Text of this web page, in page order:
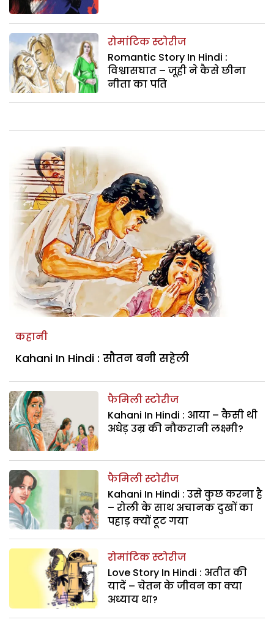
रोमांटिक स्टोरीज
Romantic Story In Hindi :
विश्वासघात – जूही ने कैसे छीना
नीता का पति
कहानी
Kahani In Hindi : सौतन बनी सहेली
फैमिली स्टोरीज
Kahani In Hindi : आया – कैसी थी
अधेड़ उम्र की नौकरानी लक्ष्मी?
फैमिली स्टोरीज
Kahani In Hindi : उसे कुछ करना है
– रोली के साथ अचानक दुखों का
पहाड़ क्यों टूट गया
रोमांटिक स्टोरीज
Love Story In Hindi : अतीत की
यादें – चेतन के जीवन का क्या
अध्याय था?